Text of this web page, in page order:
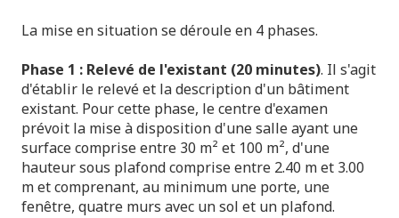
La mise en situation se déroule en 4 phases.
Phase 1 : Relevé de l'existant (20 minutes). Il s'agit
d'établir le relevé et la description d'un bâtiment
existant. Pour cette phase, le centre d'examen
prévoit la mise à disposition d'une salle ayant une
surface comprise entre 30 m² et 100 m², d'une
hauteur sous plafond comprise entre 2.40 m et 3.00
m et comprenant, au minimum une porte, une
fenêtre, quatre murs avec un sol et un plafond.